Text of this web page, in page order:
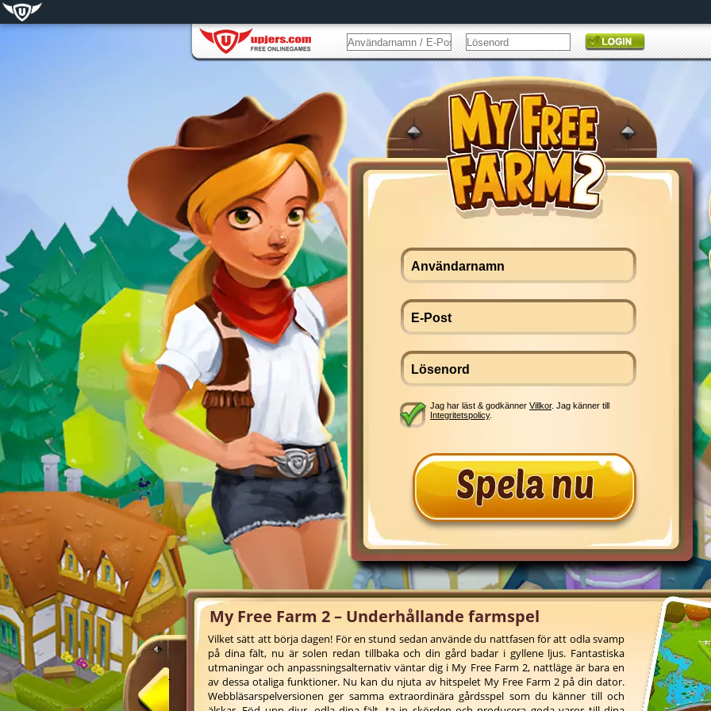
My Free Farm 2 – Underhållande farmspel
Vilket sätt att börja dagen! För en stund sedan använde du nattfasen för att odla svamp
på dina fält, nu är solen redan tillbaka och din gård badar i gyllene ljus. Fantastiska
utmaningar och anpassningsalternativ väntar dig i My Free Farm 2, nattläge är bara en
av dessa otaliga funktioner. Nu kan du njuta av hitspelet My Free Farm 2 på din dator.
Webbläsarspelversionen ger samma extraordinära gårdsspel som du känner till och
Jag har läst & godkänner Villkor. Jag känner till
Integritetspolicy.